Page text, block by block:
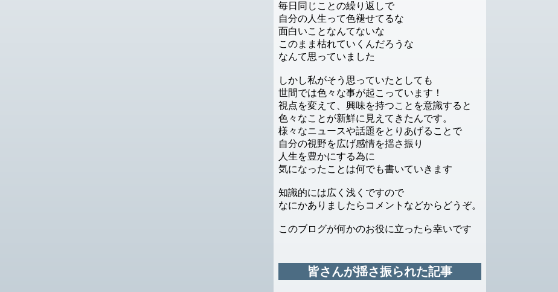
毎日同じことの繰り返しで
自分の人生って色褪せてるな
面白いことなんてないな
このまま枯れていくんだろうな
なんて思っていました
しかし私がそう思っていたとしても
世間では色々な事が起こっています！
視点を変えて、興味を持つことを意識すると
色々なことが新鮮に見えてきたんです。
様々なニュースや話題をとりあげることで
自分の視野を広げ感情を揺さ振り
人生を豊かにする為に
気になったことは何でも書いていきます
知識的には広く浅くですので
なにかありましたらコメントなどからどうぞ。
このブログが何かのお役に立ったら幸いです
皆さんが揺さ振られた記事